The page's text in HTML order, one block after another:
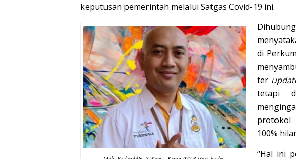
keputusan pemerintah melalui Satgas Covid-19 ini.
di
ter
tetapi
protokol
100%
“Hal ini